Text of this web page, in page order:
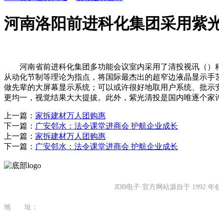
河南洛阳前进科化集团采用紫
河南省前进科化集团多功能会议室内采用了清投视讯（）
从动化节制等理论为指点，将国际最杰出的超窄边液晶显示
做先辈的大屏幕显示系统；可以或许很好地取用户系统、批
更均一，视觉结果大大提拔。此外，紫光清投是国内唯逐个家
上一篇： 家拆建材万人团购惠
下一篇： 广安邻水：法令课堂进商会 护航企业成长
上一篇： 家拆建材万人团购惠
下一篇： 广安邻水：法令课堂进商会 护航企业成长
JDB电子·官方网站源自于 1992
地 址：